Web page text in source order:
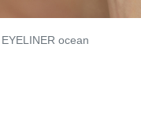
EYELINER ocean